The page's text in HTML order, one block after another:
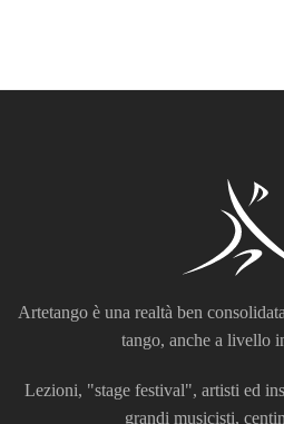
Artetango è una realtà ben
tango, anche a livello
Lezioni, "stage festival", artisti ed
grandi musicisti,